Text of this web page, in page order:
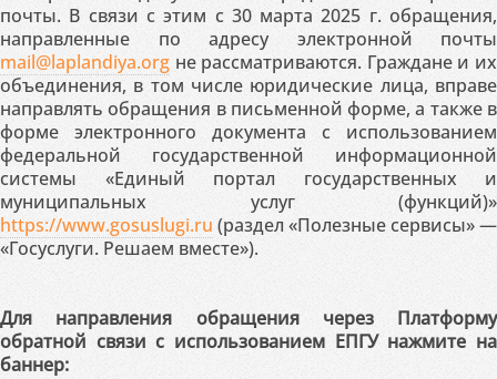
почты. В связи с этим с 30 марта 2025 г. обращения,
направленные по адресу электронной почты
mail@laplandiya.org не рассматриваются. Граждане и их
объединения, в том числе юридические лица, вправе
направлять обращения в письменной форме, а также в
форме электронного документа с использованием
федеральной государственной информационной
системы «Единый портал государственных и
муниципальных услуг (функций)»
https://www.gosuslugi.ru (раздел «Полезные сервисы» —
«Госуслуги. Решаем вместе»).
Для направления обращения через Платформу
обратной связи с использованием ЕПГУ нажмите на
баннер: